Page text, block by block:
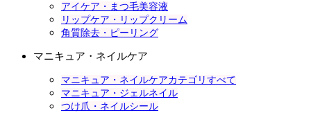
アイケア・まつ毛美容液
リップケア・リップクリーム
角質除去・ピーリング
マニキュア・ネイルケア
マニキュア・ネイルケアカテゴリすべて
マニキュア・ジェルネイル
つけ爪・ネイルシール